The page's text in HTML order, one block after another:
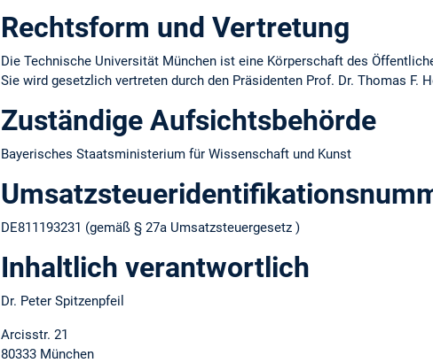
Rechtsform und Vertretung
Die Technische Universität München ist eine Körperschaft des
Sie wird gesetzlich vertreten durch den Präsidenten Prof. Dr. Thomas F.
Zuständige Aufsichtsbehörde
Bayerisches Staatsministerium für Wissenschaft und Kunst
DE811193231 (gemäß § 27a Umsatzsteuergesetz )
Inhaltlich verantwortlich
Dr. Peter Spitzenpfeil
Arcisstr. 21
80333 München